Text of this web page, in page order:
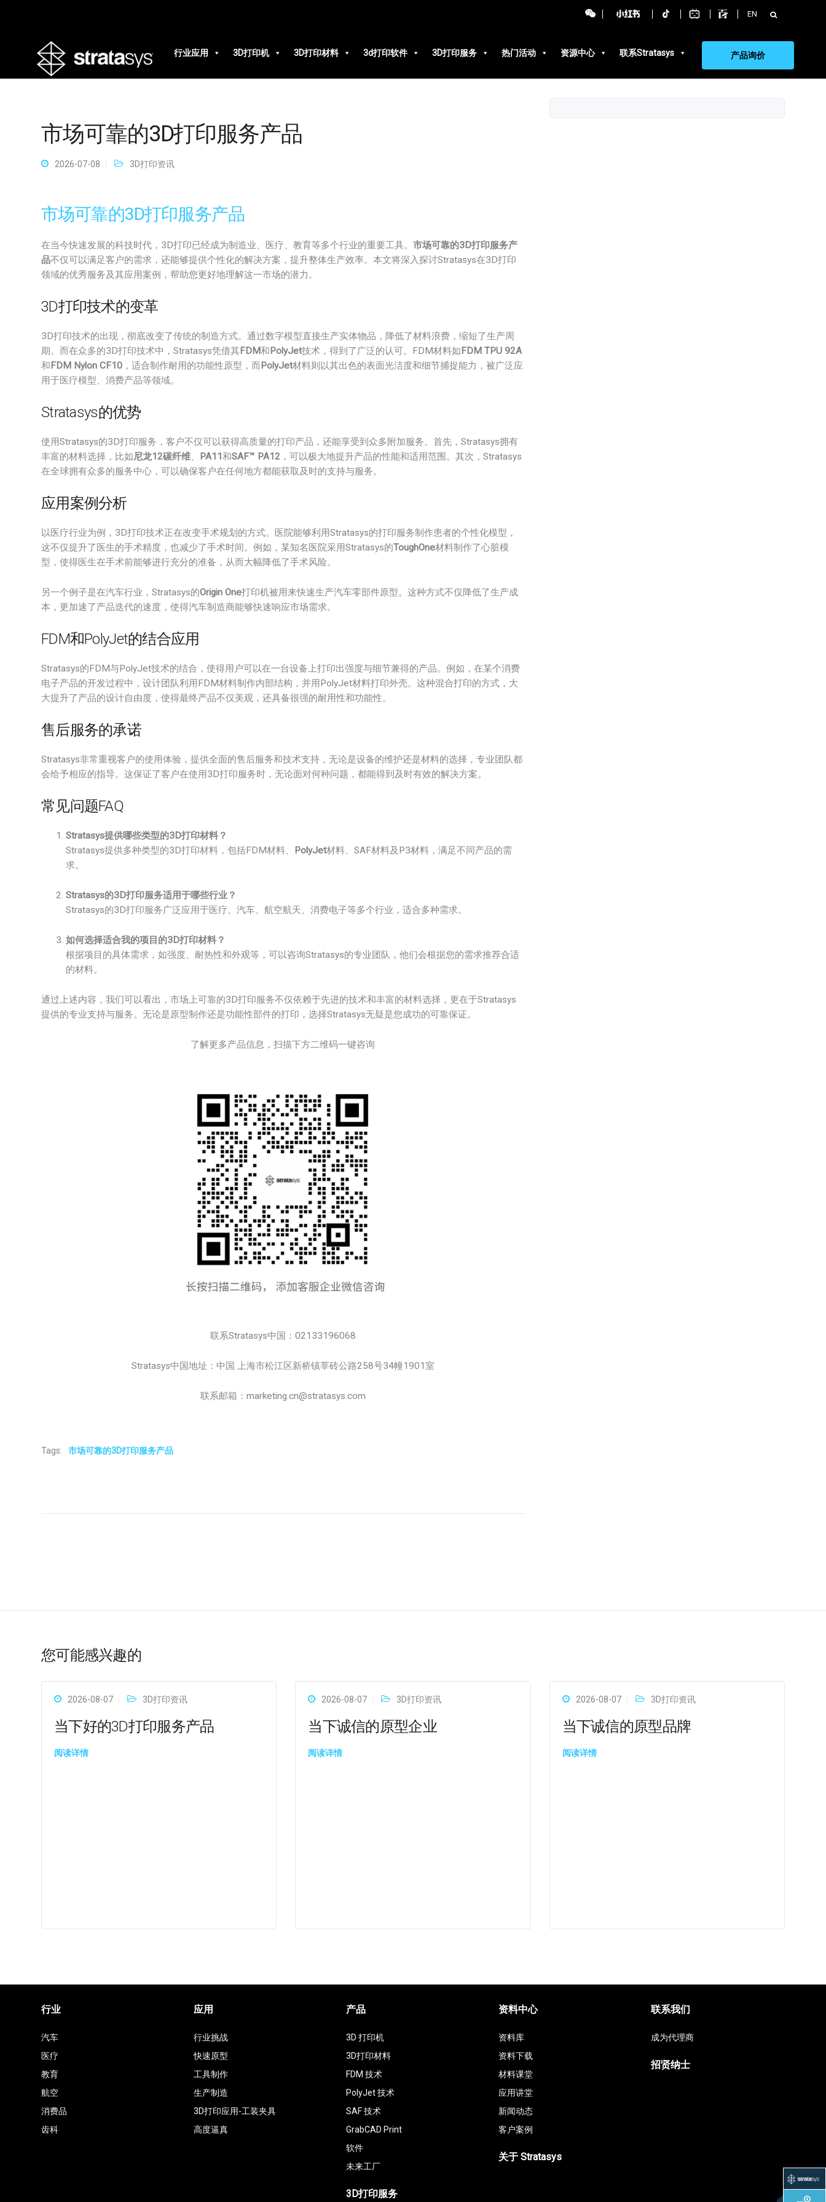
EN 搜
索：
行业应用
3D打印机 3D打印材料 3d打印软件 3D打印服务 热门活动 资源中心 联系Stratasys 产品询价
市场可靠的3D打印服务产品
2026-07-08 3D打印资讯
市场可靠的3D打印服务产品
在当今快速发展的科技时代，3D打印已经成为制造业、医疗、教育等多个行业的重要工具。 市场可靠的3D打印服务产
品不仅可以满足客户的需求，还能够提供个性化的解决方案，提升整体生产效率。本文将深入探讨Stratasys在3D打印
领域的优秀服务及其应用案例，帮助您更好地理解这一市场的潜力。
3D打印技术的变革
3D打印技术的出现，彻底改变了传统的制造方式。通过数字模型直接生产实体物品，降低了材料浪费，缩短了生产周
期。而在众多的3D打印技术中，Stratasys凭借其FDM和PolyJet技术，得到了广泛的认可。FDM材料如FDM TPU 92A
和FDM Nylon CF10 ，适合制作耐用的功能性原型，而PolyJet材料则以其出色的表面光洁度和细节捕捉能力，被广泛应
用于医疗模型、消费产品等领域。
Stratasys的优势
使用Stratasys的3D打印服务，客户不仅可以获得高质量的打印产品，还能享受到众多附加服务。首先，Stratasys拥有
丰富的材料选择，比如尼龙12碳纤维、 PA11和SAF™ PA12 ，可以极大地提升产品的性能和适用范围。其次，Stratasys
在全球拥有众多的服务中心，可以确保客户在任何地方都能获取及时的支持与服务。
应用案例分析
以医疗行业为例，3D打印技术正在改变手术规划的方式。医院能够利用Stratasys的打印服务制作患者的个性化模型，
这不仅提升了医生的手术精度，也减少了手术时间。例如，某知名医院采用Stratasys的ToughOne材料制作了心脏模
型，使得医生在手术前能够进行充分的准备，从而大幅降低了手术风险。
另一个例子是在汽车行业，Stratasys的Origin One打印机被用来快速生产汽车零部件原型。这种方式不仅降低了生产成
本，更加速了产品迭代的速度，使得汽车制造商能够快速响应市场需求。
FDM和PolyJet的结合应用
Stratasys的FDM与PolyJet技术的结合，使得用户可以在一台设备上打印出强度与细节兼得的产品。例如，在某个消费
电子产品的开发过程中，设计团队利用FDM材料制作内部结构，并用PolyJet材料打印外壳。这种混合打印的方式，大
大提升了产品的设计自由度，使得最终产品不仅美观，还具备很强的耐用性和功能性。
售后服务的承诺
Stratasys非常重视客户的使用体验，提供全面的售后服务和技术支持，无论是设备的维护还是材料的选择，专业团队都
会给予相应的指导。这保证了客户在使用3D打印服务时，无论面对何种问题，都能得到及时有效的解决方案。
常见问题FAQ
Stratasys提供哪些类型的3D打印材料？
Stratasys提供多种类型的3D打印材料，包括FDM材料、
PolyJet材料、SAF材料及P3材料，满足不同产品的需
求。
Stratasys的3D打印服务适用于哪些行业？
Stratasys的3D打印服务广泛应用于医疗、汽车、航空航天、消费电子等多个行业，适合多种需求。
如何选择适合我的项目的3D打印材料？
根据项目的具体需求，如强度、耐热性和外观等，可以咨询Stratasys的专业团队，他们会根据您的需求推荐合适
的材料。
通过上述内容，我们可以看出，市场上可靠的3D打印服务不仅依赖于先进的技术和丰富的材料选择，更在于Stratasys
提供的专业支持与服务。无论是原型制作还是功能性部件的打印，选择Stratasys无疑是您成功的可靠保证。
了解更多产品信息，扫描下方二维码一键咨询
联系Stratasys中国：02133196068
Stratasys中国地址：中国 上海市松江区新桥镇莘砖公路258号34幢1901室
联系邮箱：marketing.cn@stratasys.com
Tags: 市场可靠的3D打印服务产品
您可能感兴趣的
2026-08-07 3D打印资讯
当下好的3D打印服务产品
阅读详情
2026-08-07 3D打印资讯
当下诚信的原型企业
阅读详情
2026-08-07 3D打印资讯
当下诚信的原型品牌
阅读详情
行业
汽车
医疗
教育
航空
消费品
齿科
应用
行业挑战
快速原型
工具制作
生产制造
3D打印应用-工装夹具
高度逼真
产品
3D 打印机
3D打印材料
FDM 技术
PolyJet 技术
SAF 技术
GrabCAD Print
软件
未来工厂
3D打印服务
资料中心
资料库
资料下载
材料课堂
应用讲堂
新闻动态
客户案例
关于 Stratasys
联系我们
成为代理商
招贤纳士